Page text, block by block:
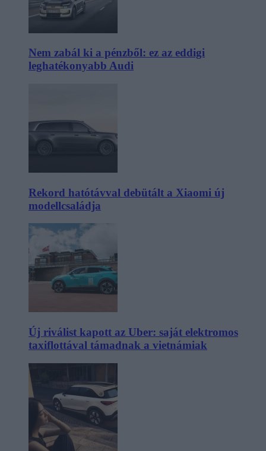
Nem zabál ki a pénzből: ez az eddigi
leghatékonyabb Audi
Rekord hatótávval debütált a Xiaomi új
modellcsaládja
Új riválist kapott az Uber: saját elektromos
taxiflottával támadnak a vietnámiak